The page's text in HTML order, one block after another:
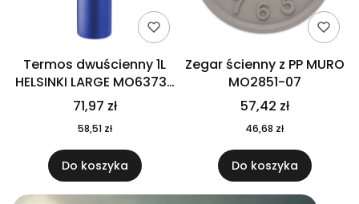
Termos dwuścienny 1L
HELSINKI LARGE MO6373-
04
71,97 zł
58,51 zł
Do koszyka
Zegar ścienny z PP MURO
MO2851-07
57,42 zł
46,68 zł
Do koszyka